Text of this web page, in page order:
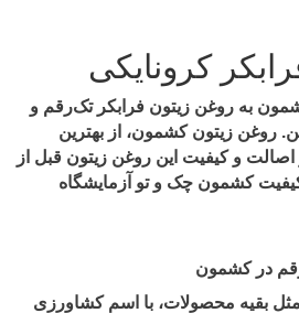
کرونایکی
به روغن زیتون فرابکر تک‌رقم و
روغن زیتون کشمون، از بهترین
و کیفیت این روغن زیتون قبل از
کشمون چک و تو آزمایشگاه
در کشمون
بقیه محصولات، با اسم کشاورزی